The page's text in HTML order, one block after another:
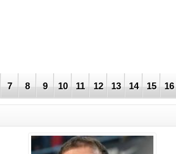
7 8 9 10 11 12 13 14 15 16